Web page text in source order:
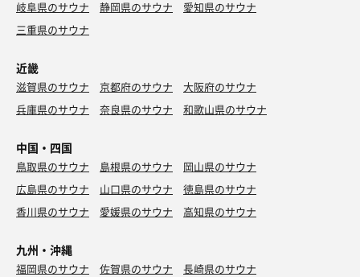
岐阜県のサウナ 静岡県のサウナ
愛知県のサウナ
三重県のサウナ
近畿
滋賀県のサウナ 京都府のサウナ
大阪府のサウナ
兵庫県のサウナ
奈良県のサウナ 和歌山県のサウナ
中国・四国
鳥取県のサウナ 島根県のサウナ
岡山県のサウナ
広島県のサウナ
山口県のサウナ
徳島県のサウナ
香川県のサウナ
愛媛県のサウナ 高知県のサウナ
九州・沖縄
福岡県のサウナ 佐賀県のサウナ
長崎県のサウナ